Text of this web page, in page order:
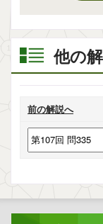
他の
前の解説へ